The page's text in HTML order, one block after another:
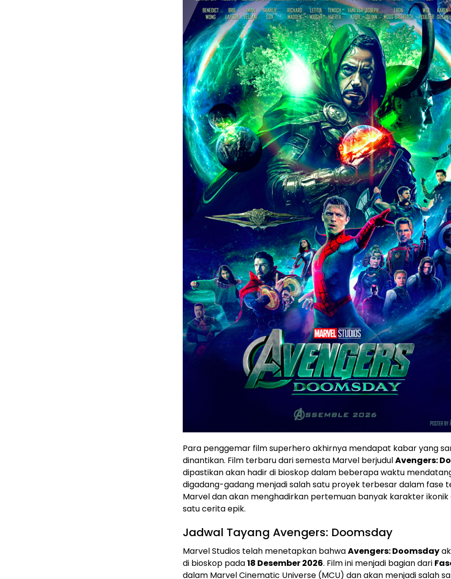
Para penggemar film superhero akhirnya mendapat kabar yang
dinantikan. Film terbaru dari semesta Marvel berjudulAvengers:
dipastikan akan hadir di bioskop dalam beberapa waktu
digadang-gadang menjadi salah satu proyek terbesar dalam fase
Marvel dan akan menghadirkan pertemuan banyak karakter ikonik
satu cerita epik.
Jadwal Tayang Avengers: Doomsday
Marvel Studios telah menetapkan bahwaAvengers: Doomsday
di bioskop pada18 Desember 2026. Film ini menjadi bagian dari
dalam Marvel Cinematic Universe (MCU) dan akan menjadi salah